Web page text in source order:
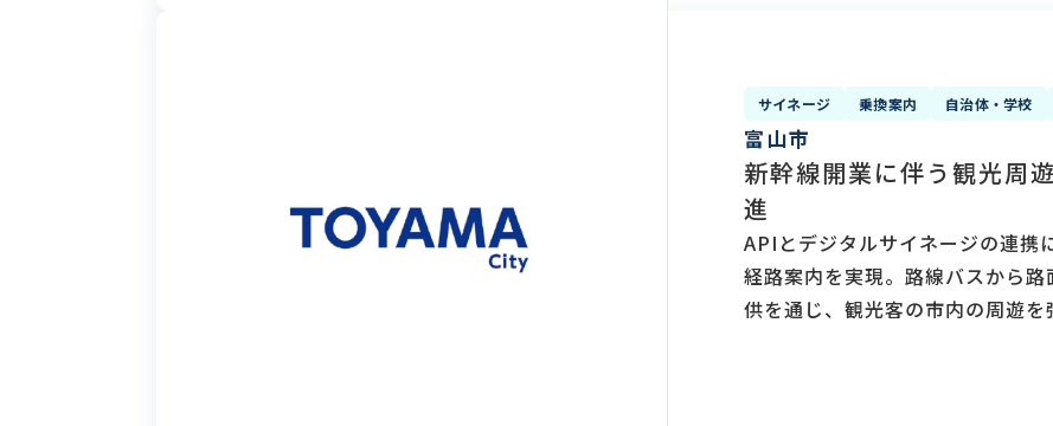
サイネージ 乗換案内 自治体・学校
富山市
新幹線開業に伴う観光周
進
APIとデジタルサイネージの連携
経路案内を実現。路線バスから
供を通じ、観光客の市内の周遊を